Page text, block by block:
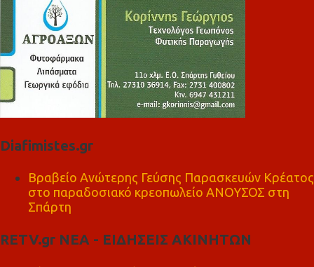
Diafimistes.gr
Βραβείο Ανώτερης Γεύσης Παρασκευών Κρέατος
στο παραδοσιακό κρεοπωλείο ΑΝΟΥΣΟΣ στη
Σπάρτη
RETV.gr ΝΕΑ - ΕΙΔΗΣΕΙΣ ΑΚΙΝΗΤΩΝ